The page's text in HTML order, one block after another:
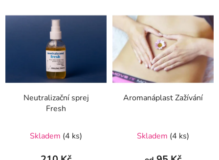
Neutralizační sprej
Fresh
Skladem (4 ks)
Aromanáplast Zažívání
Skladem (4 ks)